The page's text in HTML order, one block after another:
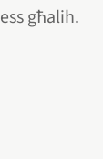
għalih.